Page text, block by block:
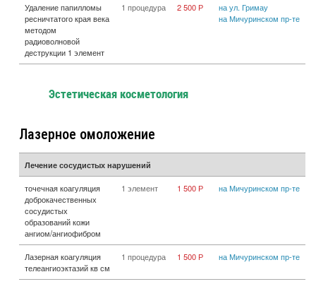
Удаление папилломы
ресничтатого края века
методом
радиоволновой
деструкции 1 элемент
1 процедура 2 500 Р
на ул. Гримау
на Мичуринском пр-те
Эстетическая косметология
Лазерное омоложение
Лечение сосудистых нарушений
точечная коагуляция
доброкачественных
сосудистых
образований кожи
ангиом/ангиофибром
1 элемент 1 500 Р на Мичуринском пр-те
Лазерная коагуляция
телеангиоэктазий кв см
1 процедура 1 500 Р на Мичуринском пр-те